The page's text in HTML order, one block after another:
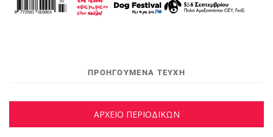
ΠΡΟΗΓΟΥΜΕΝΑ ΤΕΥΧΗ
ΑΡΧΕΙΟ ΠΕΡΙΟΔΙΚΩΝ